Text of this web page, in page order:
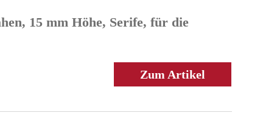
15 mm Höhe, Serife, für die
Zum Artikel